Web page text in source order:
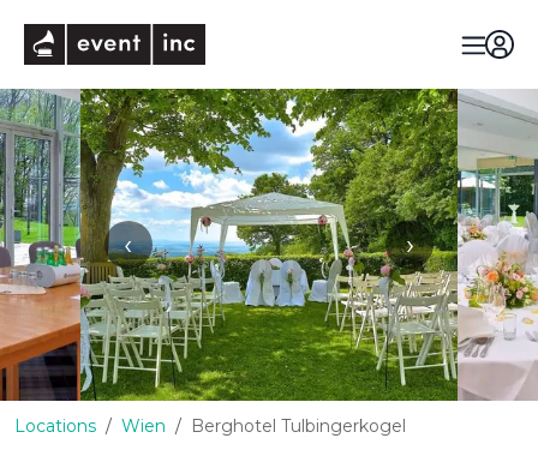
‹ ›
Locations Wien Berghotel Tulbingerkogel